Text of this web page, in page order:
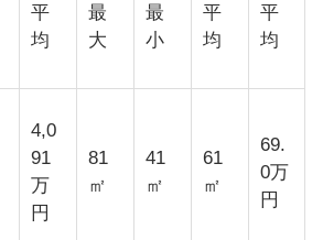
平
均
最
大
最
小
平
均
平
均
4,0
91
万
円
81
㎡
41
㎡
61
㎡
69.
0万
円